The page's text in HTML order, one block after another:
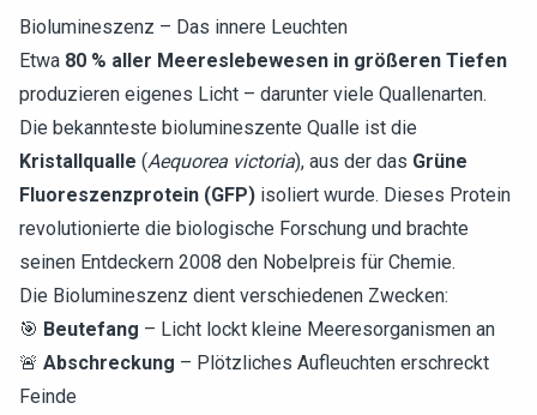
Biolumineszenz – Das innere Leuchten
Etwa 80 % aller Meereslebewesen in größeren Tiefen
produzieren eigenes Licht – darunter viele Quallenarten.
Die bekannteste biolumineszente Qualle ist die
Kristallqualle (Aequorea victoria), aus der das Grüne
Fluoreszenzprotein (GFP) isoliert wurde. Dieses Protein
revolutionierte die biologische Forschung und brachte
seinen Entdeckern 2008 den Nobelpreis für Chemie.
Die Biolumineszenz dient verschiedenen Zwecken:
🎯 Beutefang – Licht lockt kleine Meeresorganismen an
🚨 Abschreckung – Plötzliches Aufleuchten erschreckt
Feinde